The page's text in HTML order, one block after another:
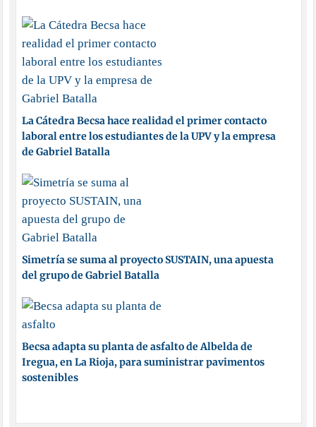
La Cátedra Becsa hace realidad el primer contacto
laboral entre los estudiantes de la UPV y la empresa
de Gabriel Batalla
Simetría se suma al proyecto SUSTAIN, una apuesta
del grupo de Gabriel Batalla
Becsa adapta su planta de asfalto de Albelda de
Iregua, en La Rioja, para suministrar pavimentos
sostenibles